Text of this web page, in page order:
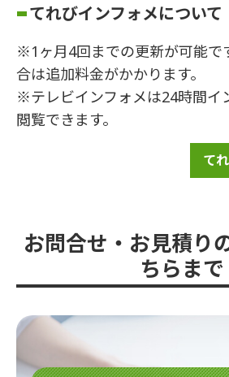
てれびインフォメについて
※1ヶ月4回までの更新が可能で
合は追加料金がかかります。
※テレビインフォメは24時間イ
閲覧できます。
て
お問合せ・お見積り
ちらまで